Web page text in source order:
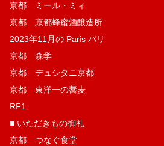
京都 ミール・ミィ
京都 京都蜂蜜酒醸造所
2023年11月の Paris パリ
京都 森学
京都 デュシタニ京都
京都 東洋一の蕎麦
RF1
■ いただきもの御礼
京都 つなぐ食堂